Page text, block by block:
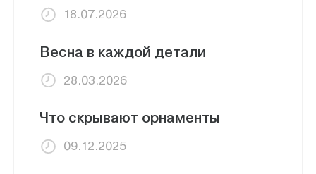
18.07.2026
Весна в каждой детали
28.03.2026
Что скрывают орнаменты
09.12.2025